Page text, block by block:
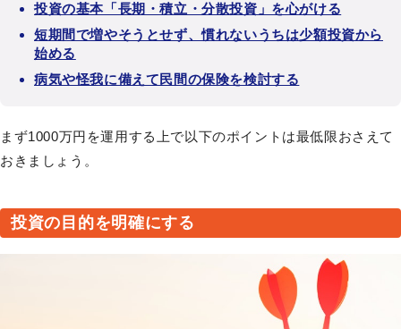
投資の基本「長期・積立・分散投資」を心がける
短期間で増やそうとせず、慣れないうちは少額投資から
始める
病気や怪我に備えて民間の保険を検討する
まず1000万円を運用する上で以下のポイントは最低限おさえて
おきましょう。
投資の目的を明確にする